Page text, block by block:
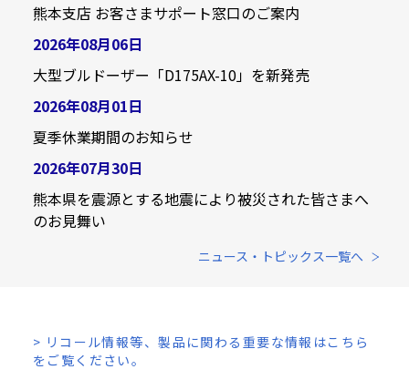
熊本支店 お客さまサポート窓口のご案内
2026年08月06日
大型ブルドーザー「D175AX-10」を新発売
2026年08月01日
夏季休業期間のお知らせ
2026年07月30日
熊本県を震源とする地震により被災された皆さまへ
のお見舞い
ニュース・トピックス一覧へ
> リコール情報等、製品に関わる重要な情報はこちら
をご覧ください。